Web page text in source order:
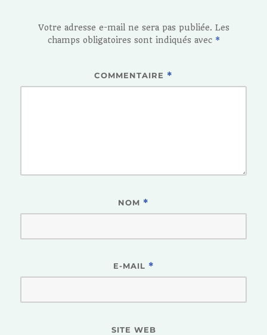
Votre adresse e-mail ne sera pas publiée. Les
champs obligatoires sont indiqués avec *
COMMENTAIRE *
NOM *
E-MAIL *
SITE WEB